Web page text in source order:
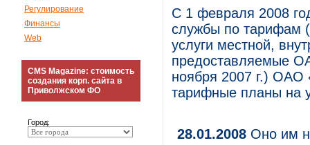
Регулирование
Финансы
Web
CMS Magazine: стоимость
создания корп. сайта в
Приволжском ФО
Город:
С 1 февраля 2008
службы по тарифам
услуги местной,
предоставляемые
ноября 2007 г.) ОАО
тарифные планы на
28.01.2008 Оно им